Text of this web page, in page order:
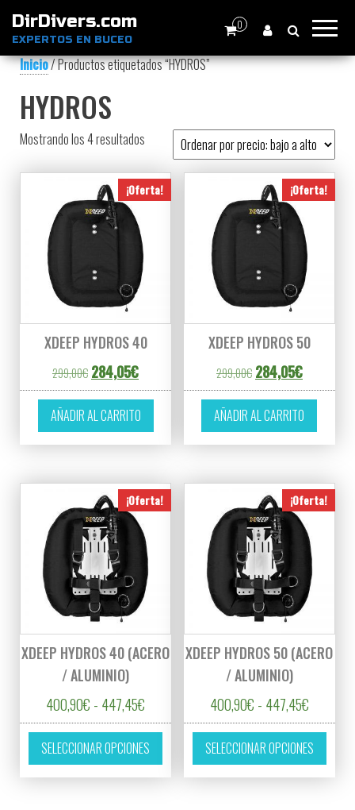
DirDivers.com
EXPERTOS EN BUCEO
0
Inicio/ Productos etiquetados “HYDROS”
HYDROS
Mostrando los 4 resultados Ordenado por precio: bajo a alto
¡Oferta!
XDEEP HYDROS 40
299,00€ El precio original era: 299,00€.
284,05€El precio actual es: 284,05€.
AÑADIR AL CARRITO
¡Oferta!
XDEEP HYDROS 50
299,00€ El precio original
284,05€El precio
AÑADIR AL CARRITO
¡Oferta!
XDEEP HYDROS 40 (ACERO
/ ALUMINIO)
400,90€ - 447,45€ Rango de precios: desde 400,90€ hasta
SELECCIONAR OPCIONES
Este producto tiene múltiples variantes.
¡Oferta!
XDEEP HYDROS 50 (ACERO
/ ALUMINIO)
400,90€ - 447,45€Rango
SELECCIONAR OPCIONES
Este